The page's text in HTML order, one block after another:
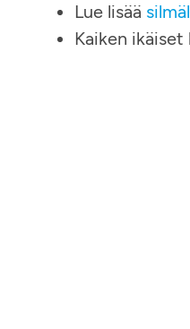
Lue lisää
Kaiken